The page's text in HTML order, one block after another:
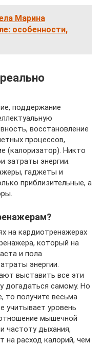
Марина
особенности,
поддержание
восстановление
процессов,
(калоризатор). Никто
затраты энергии.
гаджеты и
приблизительные, а
на кардиотренажерах
который на
и пола
энергии.
выставить все эти
догадаться самому. Но
то получите весьма
учитывает уровень
мышечной
частоту дыхания,
расход калорий, чем